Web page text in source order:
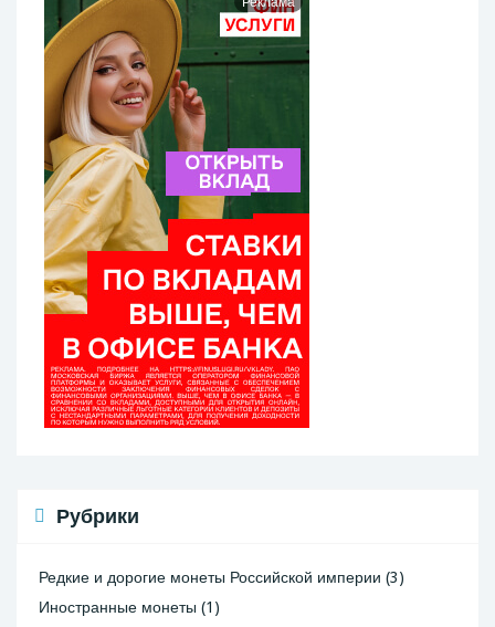
Рубрики
Редкие и дорогие монеты Российской империи (3)
Иностранные монеты (1)